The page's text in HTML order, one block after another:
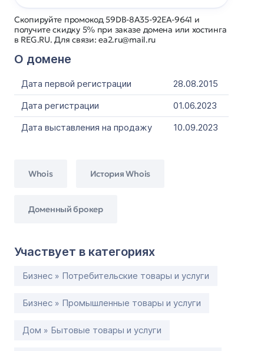
Скопируйте промокод 59DB-8A35-92EA-9641 и
получите скидку 5% при заказе домена или хостинга
в REG.RU. Для связи: ea2.ru@mail.ru
О домене
Дата первой регистрации
28.08.2015
Дата регистрации
01.06.2023
Дата выставления на продажу
10.09.2023
Whois История Whois
Доменный брокер
Участвует в категориях
Бизнес » Потребительские товары и услуги
Бизнес » Промышленные товары и услуги
Дом » Бытовые товары и услуги